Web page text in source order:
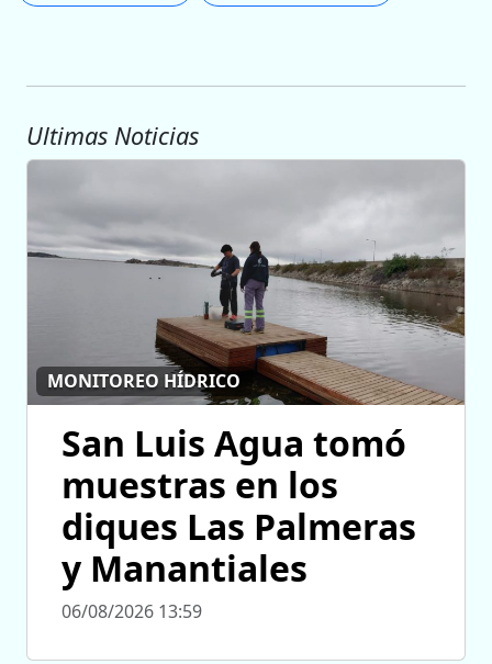
Ultimas Noticias
MONITOREO HÍDRICO
San Luis Agua tomó
muestras en los
diques Las Palmeras
y Manantiales
06/08/2026 13:59